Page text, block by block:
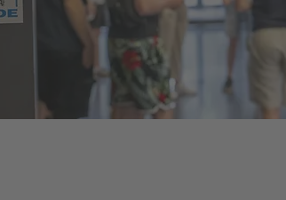
Energy storage
Functional safety